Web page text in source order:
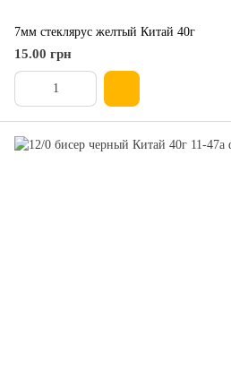
7мм стеклярус желтый Китай 40г
15.00 грн